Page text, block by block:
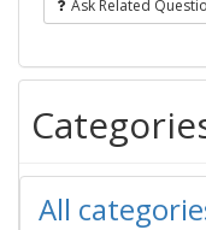
Ask Related
All